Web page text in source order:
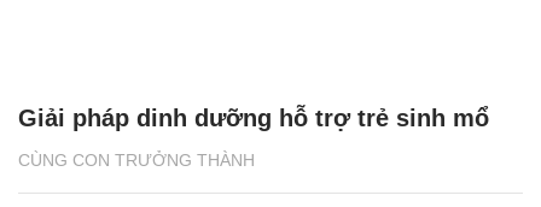
CÙNG CON TRƯỞNG THÀNH
Giải pháp dinh dưỡng hỗ trợ trẻ sinh mổ